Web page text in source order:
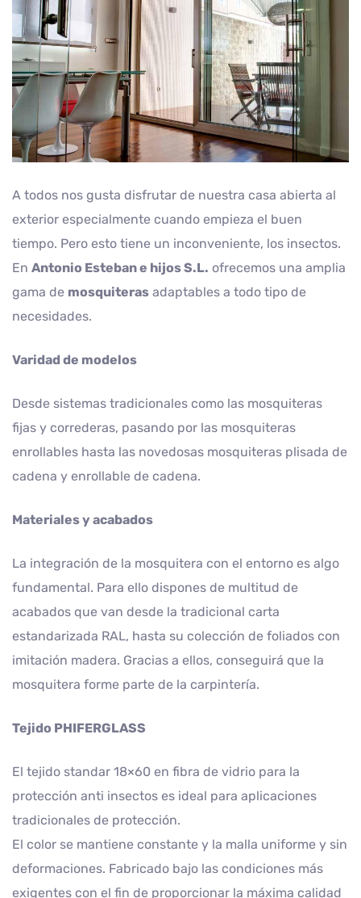
A todos nos gusta disfrutar de nuestra casa abierta al
exterior especialmente cuando empieza el buen
tiempo. Pero esto tiene un inconveniente, los insectos.
En Antonio Esteban e hijos S.L. ofrecemos una amplia
gama de mosquiteras adaptables a todo tipo de
necesidades.
Varidad de modelos
Desde sistemas tradicionales como las mosquiteras
fijas y correderas, pasando por las mosquiteras
enrollables hasta las novedosas mosquiteras plisada de
cadena y enrollable de cadena.
Materiales y acabados
La integración de la mosquitera con el entorno es algo
fundamental. Para ello dispones de multitud de
acabados que van desde la tradicional carta
estandarizada RAL, hasta su colección de foliados con
imitación madera. Gracias a ellos, conseguirá que la
mosquitera forme parte de la carpintería.
Tejido PHIFERGLASS
El tejido standar 18×60 en fibra de vidrio para la
protección anti insectos es ideal para aplicaciones
tradicionales de protección.
El color se mantiene constante y la malla uniforme y sin
deformaciones. Fabricado bajo las condiciones más
exigentes con el fin de proporcionar la máxima calidad